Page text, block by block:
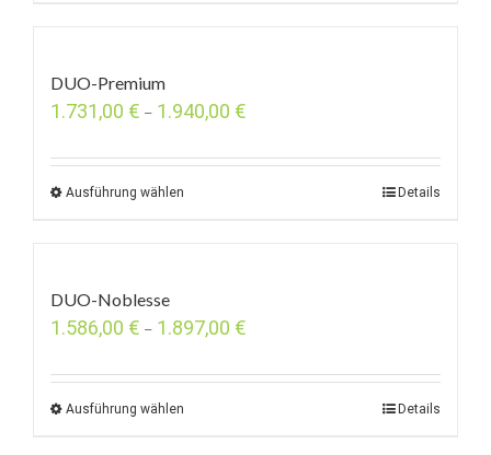
DUO-Premium
1.731,00 € – 1.940,00 €
Ausführung wählen Details
DUO-Noblesse
1.586,00 € – 1.897,00 €
Ausführung wählen Details